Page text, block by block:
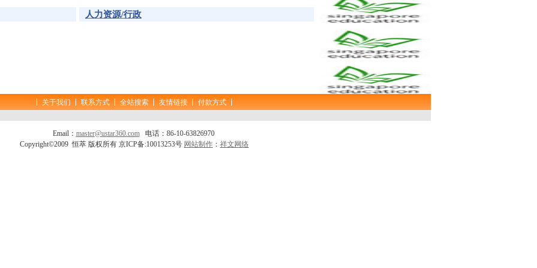
人力资源/行政
关于我们 联系方式 全站搜索 友情链接 付款方式
Email： master@ustar360.com
电话：86-10-63826970
Copyright©2009 恒萃 版权所有 京ICP备:10013253号 网站制作 ： 祥文网络